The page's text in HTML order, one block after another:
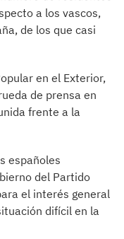
a los vascos,
de los que casi
en el Exterior,
de prensa en
frente a la
españoles
del Partido
el interés general
difícil en la